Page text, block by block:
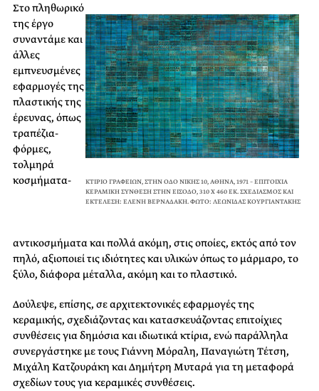
ΚΤΙΡΙΟ ΓΡΑΦΕΙΩΝ, ΣΤΗΝ ΟΔΟ ΝΙΚΗΣ 10, ΑΘΗΝΑ, 1971 – ΕΠΙΤΟΙΧΙΑ
ΚΕΡΑΜΙΚΗ ΣΥΝΘΕΣΗ ΣΤΗΝ ΕΙΣΟΔΟ, 310 X 460 ΕΚ. ΣΧΕΔΙΑΣΜΟΣ ΚΑΙ
ΕΚΤΕΛΕΣH: ΕΛΕΝΗ ΒΕΡΝΑΔΑΚΗ. ΦΩΤΟ: ΛΕΩΝΙΔΑΣ ΚΟΥΡΓΙΑΝΤΑΚΗΣ
Στο πληθωρικό
της έργο
συναντάμε και
άλλες
εμπνευσμένες
εφαρμογές της
πλαστικής της
έρευνας, όπως
τραπέζια-
φόρμες,
τολμηρά
κοσμήματα-
αντικοσμήματα και πολλά ακόμη, στις οποίες, εκτός από τον
πηλό, αξιοποιεί τις ιδιότητες και υλικών όπως το μάρμαρο, το
ξύλο, διάφορα μέταλλα, ακόμη και το πλαστικό.
Δούλεψε, επίσης, σε αρχιτεκτονικές εφαρμογές της
κεραμικής, σχεδιάζοντας και κατασκευάζοντας επιτοίχιες
συνθέσεις για δημόσια και ιδιωτικά κτίρια, ενώ παράλληλα
συνεργάστηκε με τους Γιάννη Μόραλη, Παναγιώτη Τέτση,
Μιχάλη Κατζουράκη και Δημήτρη Μυταρά για τη μεταφορά
σχεδίων τους για κεραμικές συνθέσεις.